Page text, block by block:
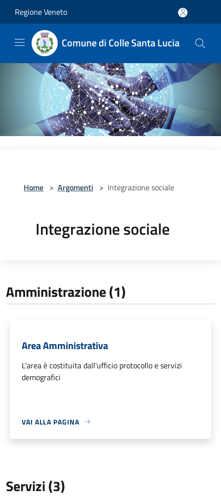
Regione Veneto
Comune di Colle Santa Lucia
Home > Argomenti > Integrazione sociale
Integrazione sociale
Amministrazione (1)
Area Amministrativa
L'area è costituita dall'ufficio protocollo e servizi
demografici
VAI ALLA PAGINA
Servizi (3)